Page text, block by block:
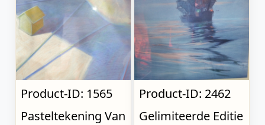
Product-ID: 1565
Pasteltekening Van
Product-ID: 2462
Gelimiteerde Editie